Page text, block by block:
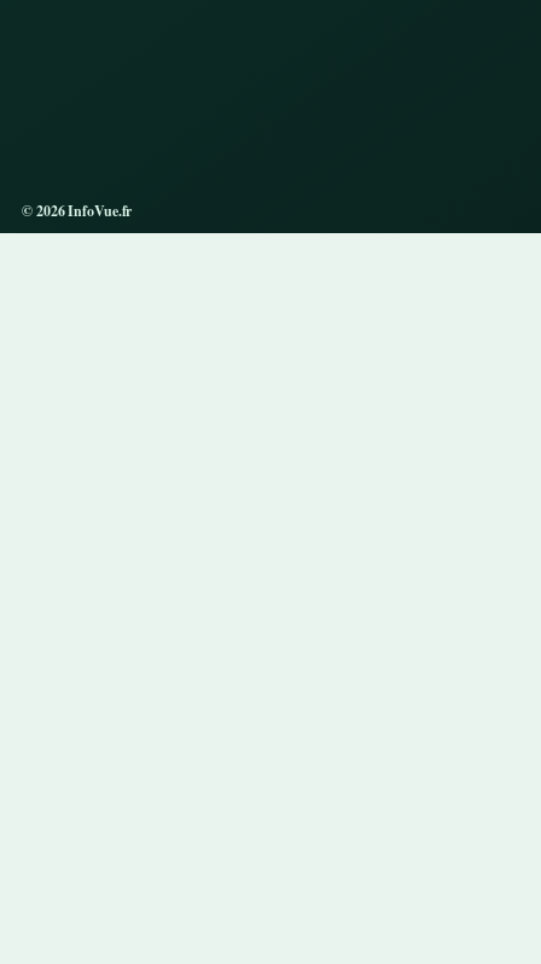
© 2026 InfoVue.fr